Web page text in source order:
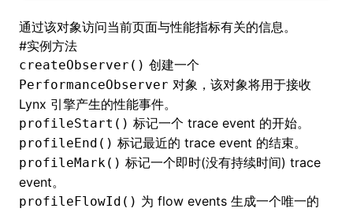
通过该对象访问当前页面与性能指标有关的信息。
#实例方法
createObserver() 创建一个
PerformanceObserver 对象，该对象将用于接收
Lynx 引擎产生的性能事件。
profileStart() 标记一个 trace event 的开始。
profileEnd() 标记最近的 trace event 的结束。
profileMark() 标记一个即时(没有持续时间) trace
event。
profileFlowId() 为 flow events 生成一个唯一的